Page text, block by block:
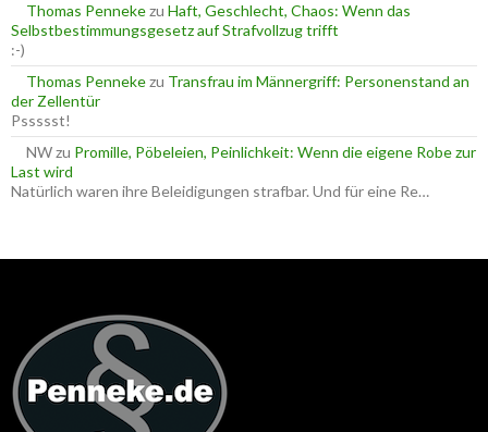
Thomas Pennekezu Haft, Geschlecht, Chaos: Wenn das
Selbstbestimmungsgesetz auf Strafvollzug trifft
:-)
Thomas Pennekezu Transfrau im Männergriff: Personenstand an
der Zellentür
Pssssst!
NWzu Promille, Pöbeleien, Peinlichkeit: Wenn die eigene Robe zur
Last wird
Natürlich waren ihre Beleidigungen strafbar. Und für eine Re…